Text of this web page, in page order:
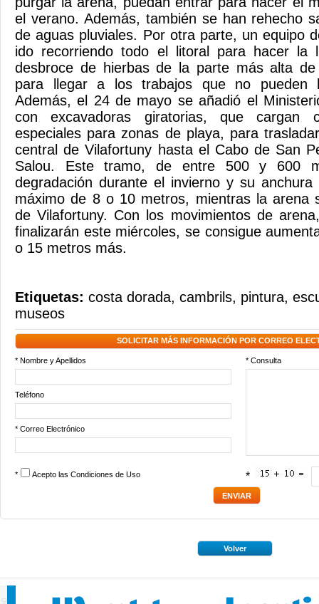
el verano. Además, también se han rehecho
de aguas pluviales. Por otra parte, un equipo
ido recorriendo todo el litoral para hacer la
desbroce de hierbas de la parte más alta
para llegar a los trabajos que no pueden
Además, el 24 de mayo se añadió el
con excavadoras giratorias, que cargan
especiales para zonas de playa, para
central de Vilafortuny hasta el Cabo de San
Salou. Este tramo, de entre 500 y 600
degradación durante el invierno y su
máximo de 8 o 10 metros, mientras la arena
de Vilafortuny. Con los movimientos de
finalizarán este miércoles, se consigue
o 15 metros más.
Etiquetas: costa dorada, cambrils, pintura,
museos
SOLICITAR MÁS INFORMACIÓN POR CORREO
* Nombre y Apellidos * Consulta
Teléfono
* Correo Electrónico
* Acepto las Condiciones de Uso *
Volver